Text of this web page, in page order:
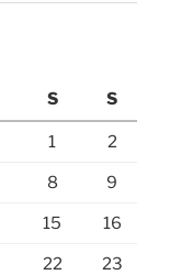
S S
1 2
8 9
15 16
22 23